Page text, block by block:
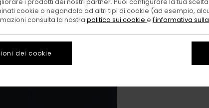
cookie o negandolo ad altri tipi di cookie (ad esempio,
consulta la nostra politica sui cookie e l'informativa
dei cookie